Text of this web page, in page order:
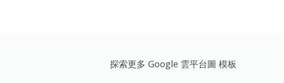
探索更多 Google 雲平台圖 模板